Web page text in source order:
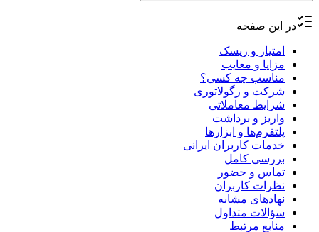
در این صفحه
امتیاز و ریسک
مزایا و معایب
مناسب چه کسی؟
شرکت و رگولاتوری
شرایط معاملاتی
واریز و برداشت
پلتفرم‌ها و ابزارها
خدمات کاربران ایرانی
بررسی کامل
تماس و حضور
نظرات کاربران
نهادهای مشابه
سؤالات متداول
منابع مرتبط